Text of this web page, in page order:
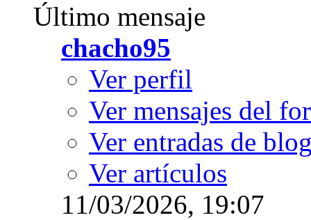
Último mensaje
chacho95
Ver perfil
Ver mensajes del
Ver entradas de
Ver artículos
11/03/2026, 19:07